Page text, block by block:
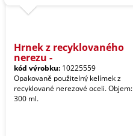
Hrnek z recyklovaného
nerezu -
kód výrobku: 10225559
Opakovaně použitelný kelímek z
recyklované nerezové oceli. Objem:
300 ml.